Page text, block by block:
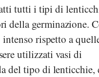
tutti i tipi di
della germinazione.
rispetto a
utilizzati vasi di
del tipo di lenticchie,